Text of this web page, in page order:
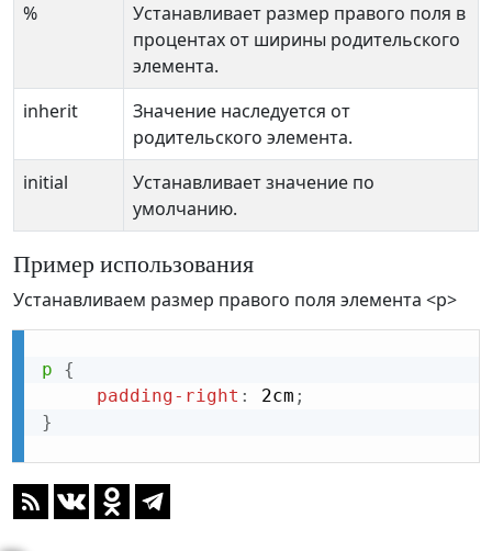
%
Устанавливает размер правого поля в
процентах от ширины родительского
элемента.
inherit
Значение наследуется от
родительского элемента.
initial
Устанавливает значение по
умолчанию.
Пример использования
Устанавливаем размер правого поля элемента <p>
p
{
padding-right : 2cm ;
}